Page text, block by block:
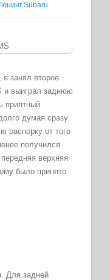
Subaru
занял второе
и выиграл заднюю
приятный
думая сразу
распорку от того
получился
верхняя
было принято
Для задней